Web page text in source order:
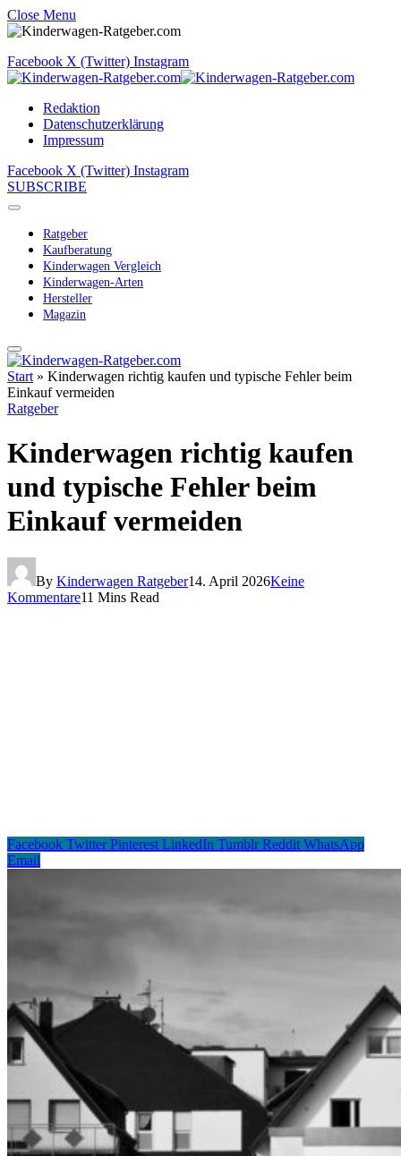
Close Menu
Facebook X (Twitter) Instagram
Redaktion
Datenschutzerklärung
Impressum
Facebook X (Twitter) Instagram
SUBSCRIBE
Ratgeber
Kaufberatung
Kinderwagen Vergleich
Kinderwagen-Arten
Hersteller
Magazin
Start » Kinderwagen richtig kaufen und typische Fehler beim
Einkauf vermeiden
Ratgeber
Kinderwagen richtig kaufen
und typische Fehler beim
Einkauf vermeiden
By Kinderwagen Ratgeber14. April 2026Keine
Kommentare11 Mins Read
Facebook Twitter Pinterest LinkedIn Tumblr Reddit WhatsApp
Email